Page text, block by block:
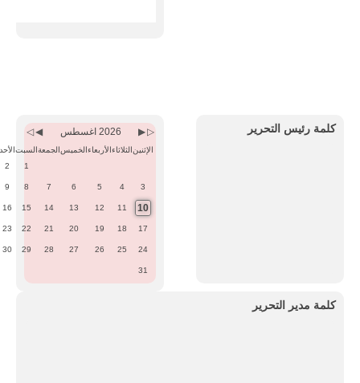
كلمة رئيس التحرير
Month
Year
Month2026 اغسطس
الإثنينالثلاثاءالأربعاءالخميسالجمعةالسبتالأحد
1
2
3
4
5
6
7
8
9
10
11
12
13
14
15
16
17
18
19
20
21
22
23
24
25
26
27
28
29
30
31
كلمة مدير التحرير